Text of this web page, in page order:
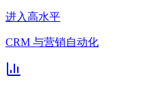
进入高水平
CRM 与营销自动化